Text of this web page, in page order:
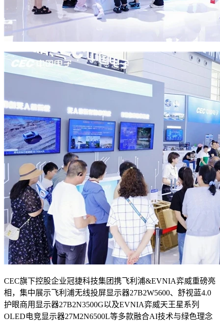
CEC旗下控股企业冠捷科技集团携飞利浦&EVNIA弈威重磅亮
相，集中展示飞利浦无线投屏显示器27B2W5600、舒视蓝4.0
护眼商用显示器27B2N3500G以及EVNIA弈威天王星系列
OLED电竞显示器27M2N6500L等多款融合AI技术与绿色理念